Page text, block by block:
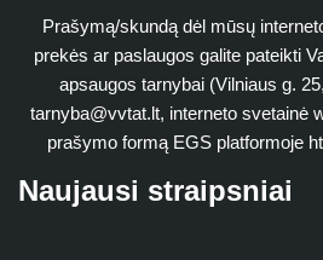
Prašymą/skundą dėl mūsų
prekės ar paslaugos galite pateikti
apsaugos tarnybai (Vilniaus g.
tarnyba@vvtat.lt, interneto svetainė
prašymo formą EGS platformoje
Naujausi straipsniai